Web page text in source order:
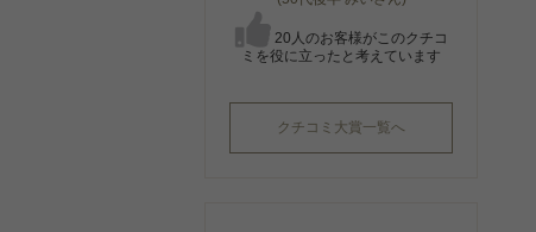
20人のお客様がこのクチコ
ミを役に立ったと考えています
クチコミ大賞一覧へ